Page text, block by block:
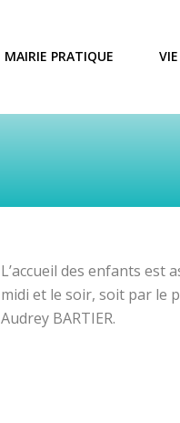
MAIRIE PRATIQUE
L’accueil des enfants est
midi et le soir, soit par le
Audrey BARTIER.